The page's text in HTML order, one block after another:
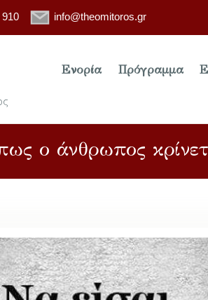
910 info@theomitoros.gr
Ενορία Πρόγραμμα
ο άνθρωπος